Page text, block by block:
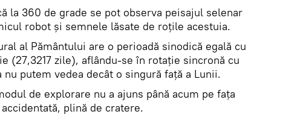
la 360 de grade se pot observa peisajul selenar
robot și semnele lăsate de roţile acestuia.
al Pământului are o perioadă sinodică egală cu
(27,3217 zile), aflându-se în rotaţie sincronă cu
nu putem vedea decât o singură faţă a Lunii.
de explorare nu a ajuns până acum pe faţa
plină de cratere.